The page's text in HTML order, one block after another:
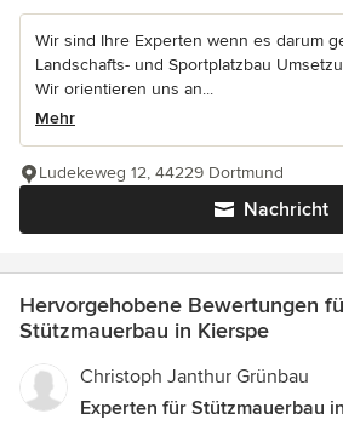
Wir sind Ihre Experten wenn es darum
Landschafts- und Sportplatzbau
Wir orientieren uns an...
Mehr
Nachricht
Ludekeweg 12, 44229 Dortmund
Hervorgehobene Bewertungen
Stützmauerbau in Kierspe
Christoph Janthur Grünbau
Experten für Stützmauerbau